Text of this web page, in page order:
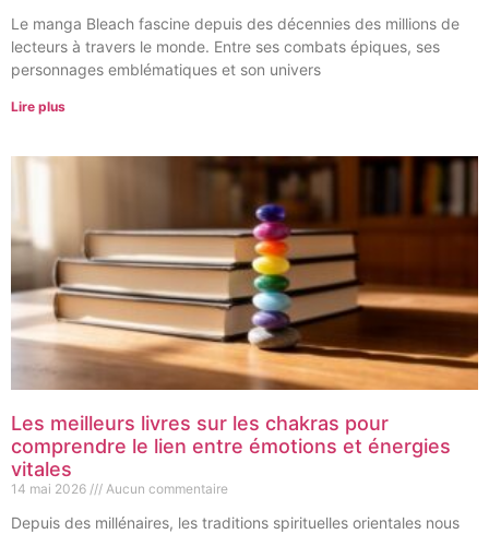
Le manga Bleach fascine depuis des décennies des millions de
lecteurs à travers le monde. Entre ses combats épiques, ses
personnages emblématiques et son univers
Lire plus
Les meilleurs livres sur les chakras pour
comprendre le lien entre émotions et énergies
vitales
14 mai 2026 Aucun commentaire
Depuis des millénaires, les traditions spirituelles orientales nous